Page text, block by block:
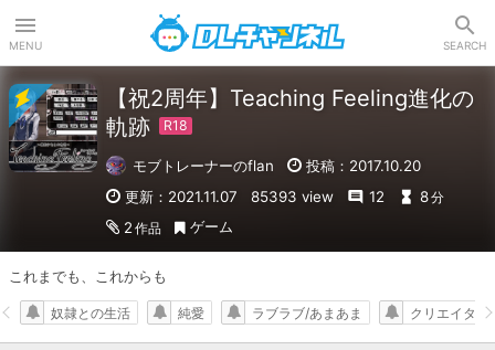
MENU SEARCH
【祝2周年】Teaching Feeling進化の
軌跡
モブトレーナーのflan
投稿：2017.10.20
更新：2021.11.07
85393 view 12 8分
2 作品 ゲーム
これまでも、これからも
奴隷との生活 純愛 ラブラブ/あまあま クリエイター